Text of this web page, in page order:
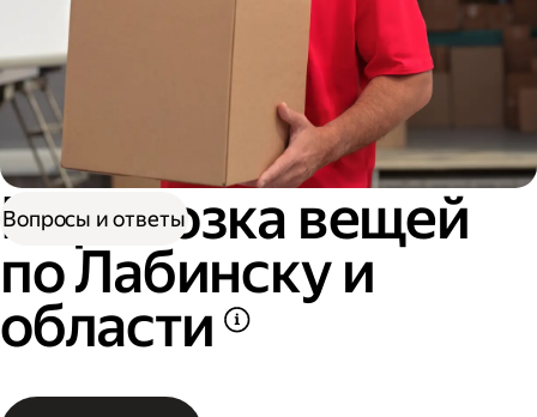
Перевозка вещей
по Лабинску и
области
Вопросы и ответы